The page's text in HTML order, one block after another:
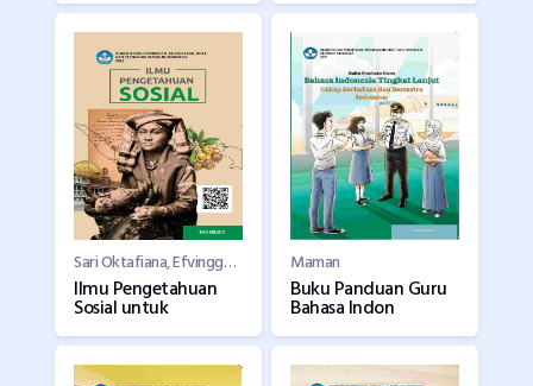
Sari Oktafiana, Efvinggo Fasya Jaya, M. Nursa?ban, Supardi, Mohammad Rizky Satria
Ilmu Pengetahuan
Sosial untuk
Maman
Buku Panduan Guru
Bahasa Indon